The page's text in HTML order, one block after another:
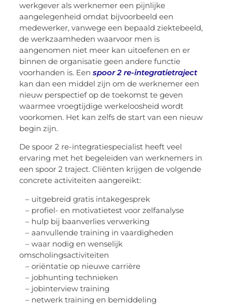
werkgever als werknemer een pijnlijke
aangelegenheid omdat bijvoorbeeld een
medewerker, vanwege een bepaald ziektebeeld,
de werkzaamheden waarvoor men is
aangenomen niet meer kan uitoefenen en er
binnen de organisatie geen andere functie
voorhanden is. Eenspoor 2 re-integratietraject
kan dan een middel zijn om de werknemer een
nieuw perspectief op de toekomst te geven
waarmee vroegtijdige werkeloosheid wordt
voorkomen. Het kan zelfs de start van een nieuw
begin zijn.
De spoor 2 re-integratiespecialist heeft veel
ervaring met het begeleiden van werknemers in
een spoor 2 traject. Cliënten krijgen de volgende
concrete activiteiten aangereikt:
– uitgebreid gratis intakegesprek
– profiel- en motivatietest voor zelfanalyse
– hulp bij baanverlies verwerking
– aanvullende training in vaardigheden
– waar nodig en wenselijk
omscholingsactiviteiten
– oriëntatie op nieuwe carrière
– jobhunting technieken
– jobinterview training
– netwerk training en bemiddeling